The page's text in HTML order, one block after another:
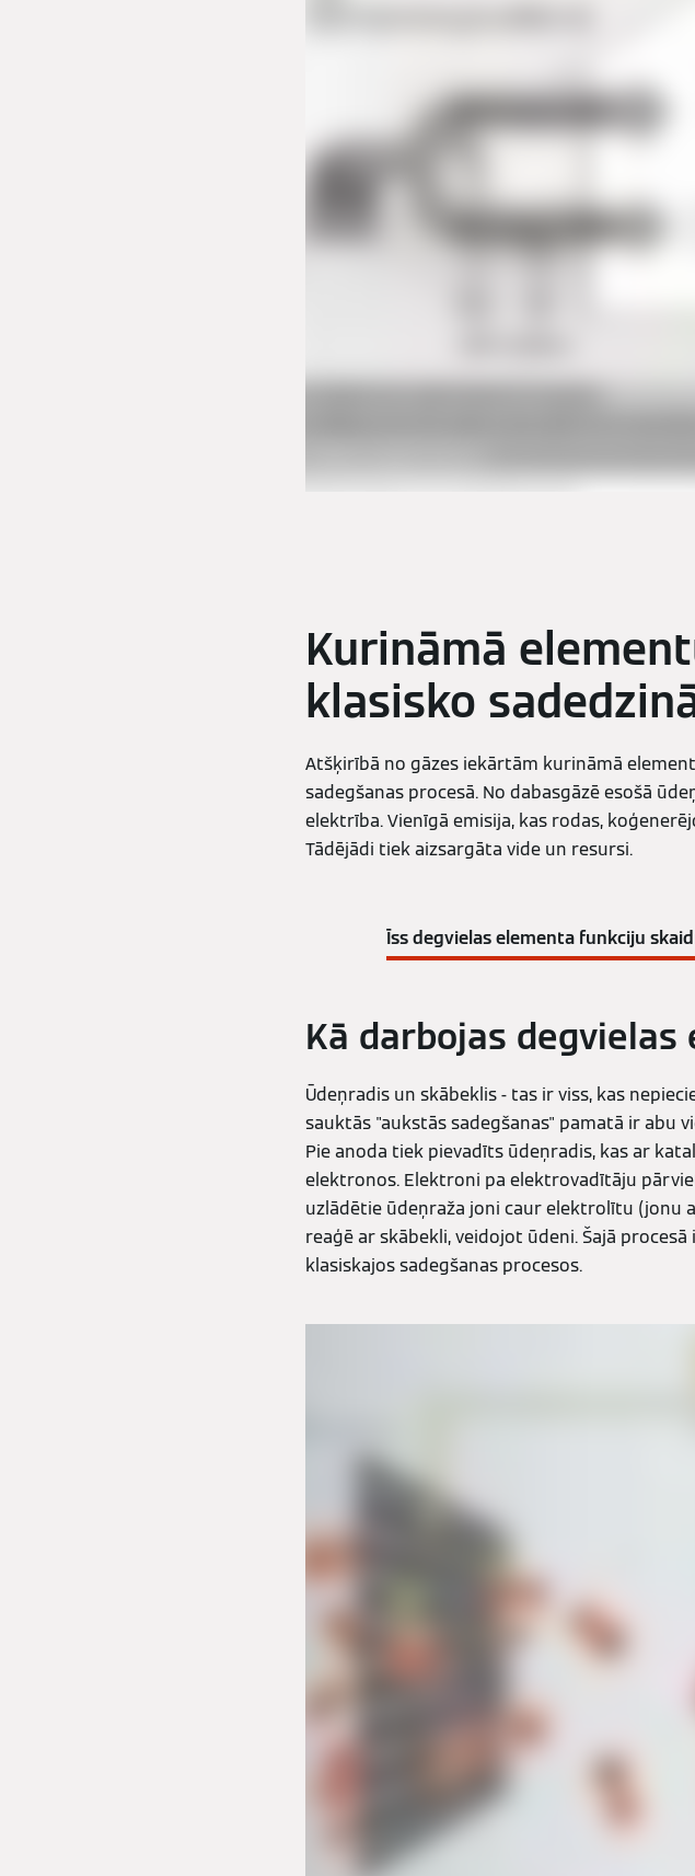
Kurināmā
klasisko
Atšķirībā no gāzes iekārtām kurināmā
sadegšanas procesā. No dabasgāzē esošā
elektrība. Vienīgā emisija, kas rodas,
Tādējādi tiek aizsargāta vide un resursi.
Īss degvielas elementa funkciju
Kā darbojas degvielas
Ūdeņradis un skābeklis - tas ir viss, kas
sauktās "aukstās sadegšanas" pamatā ir abu
Pie anoda tiek pievadīts ūdeņradis, kas ar
elektronos. Elektroni pa elektrovadītāju
uzlādētie ūdeņraža joni caur elektrolītu (jonu
reaģē ar skābekli, veidojot ūdeni. Šajā
klasiskajos sadegšanas procesos.